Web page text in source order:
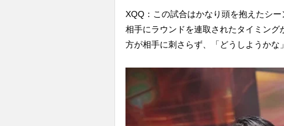
XQQ：この試合はかなり頭を抱えたシ
相手にラウンドを連取されたタイミン
方が相手に刺さらず、「どうしようかな